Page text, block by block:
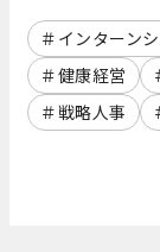
インターン
健康経営
戦略人事